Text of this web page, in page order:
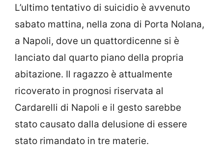
L’ultimo tentativo di suicidio è avvenuto
sabato mattina, nella zona di Porta Nolana,
a Napoli, dove un quattordicenne si è
lanciato dal quarto piano della propria
abitazione. Il ragazzo è attualmente
ricoverato in prognosi riservata al
Cardarelli di Napoli e il gesto sarebbe
stato causato dalla delusione di essere
stato rimandato in tre materie.